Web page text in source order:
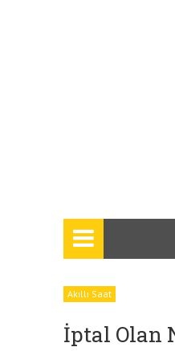
Akıllı Saat
İptal Olan